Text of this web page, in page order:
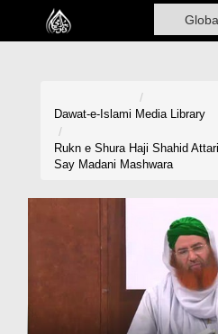
Home
Madani Channel
Dawat-e-Islami Media Library
Rukn e Shura Haji Shahid
Say Madani Mashwara